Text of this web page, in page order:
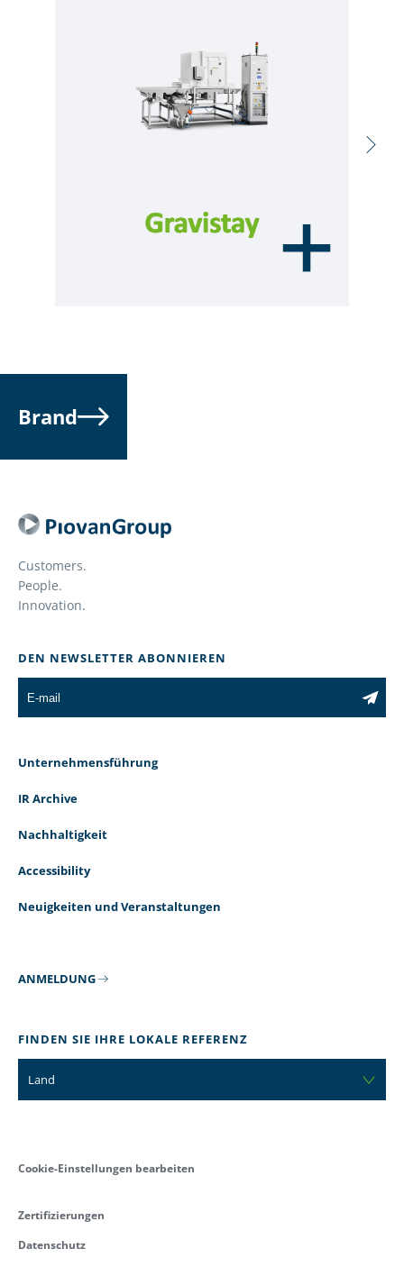
Brand
Customers.
People.
Innovation.
DEN NEWSLETTER ABONNIEREN
Unternehmensführung
IR Archive
Nachhaltigkeit
Accessibility
Neuigkeiten und Veranstaltungen
ANMELDUNG
FINDEN SIE IHRE LOKALE REFERENZ
Land
Cookie-Einstellungen bearbeiten
Zertifizierungen
Datenschutz